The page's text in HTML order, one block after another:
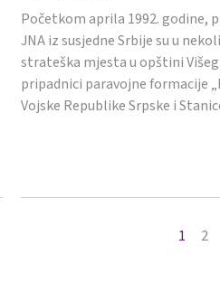
Početkom aprila 1992. godine,
JNA iz susjedne Srbije su u
strateška mjesta u opštini
pripadnici paravojne formacije
Vojske Republike Srpske i
1 2